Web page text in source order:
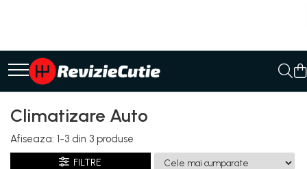
Ulei cutie automata
Filtre cutii automate
Climatizare Auto
Afiseaza: 1-3 din 3 produse
FILTRE